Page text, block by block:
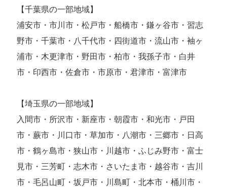
【千葉県の一部地域】
浦安市・市川市・松戸市・船橋市・鎌ヶ谷市・習志
野市・千葉市・八千代市・四街道市・流山市・袖ヶ
浦市・木更津市・野田市・柏市・我孫子市・白井
市・印西市・佐倉市・市原市・君津市・富津市
【埼玉県の一部地域】
入間市・所沢市・新座市・朝霞市・和光市・戸田
市・蕨市・川口市・草加市・八潮市・三郷市・日高
市・鶴ヶ島市・狭山市・川越市・ふじみ野市・富士
見市・三芳町・志木市・さいたま市・越谷市・吉川
市・毛呂山町・坂戸市・川島町・北本市・桶川市・